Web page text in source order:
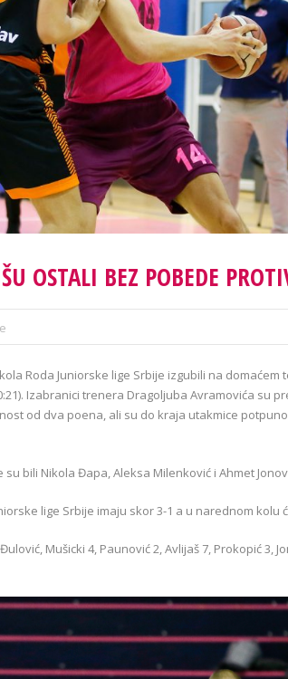
OSTALI BEZ POBEDE
Roda Juniorske lige Srbije izgubili na domaćem
Izabranici trenera Dragoljuba Avramovića su
od dva poena, ali su do kraja utakmice
bili Nikola Đapa, Aleksa Milenković i Ahmet
lige Srbije imaju skor 3-1 a u narednom kolu
Mušicki 4, Paunović 2, Avlijaš 7, Prokopić 3,